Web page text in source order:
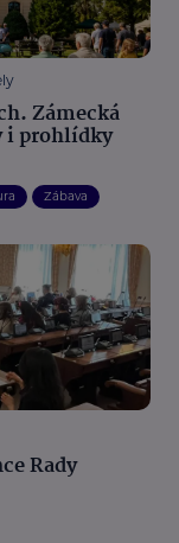
Zámecká
i prohlídky
Zábava
Rady